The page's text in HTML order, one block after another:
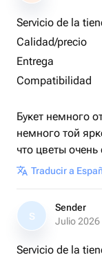
Servicio de la
Calidad/precio
Entrega
Compatibilidad
Букет немного
немного той
что цветы
Traducir a
S
Sender
Julio 2026
Servicio de la